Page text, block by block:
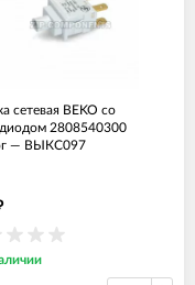
сетевая BEKO со
2808540300
— ВЫКС097